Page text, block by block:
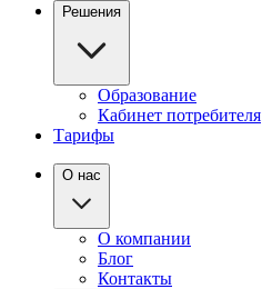
Решения
Образование
Кабинет потребителя
Тарифы
О нас
О компании
Блог
Контакты